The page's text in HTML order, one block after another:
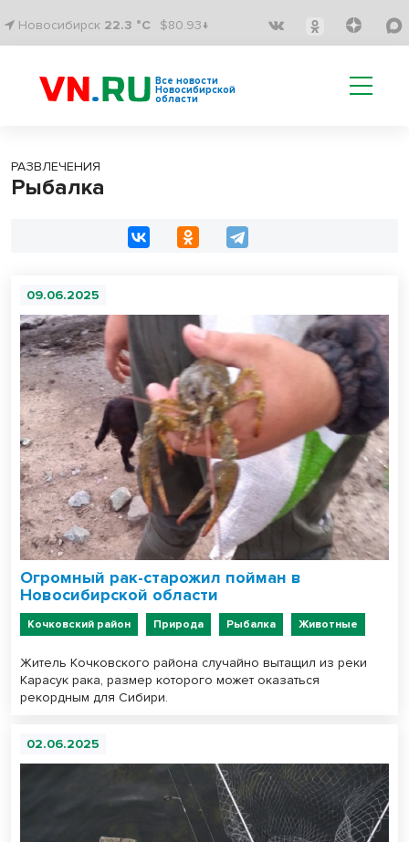
Новосибирск 22.3 °C $80.93↓
Все новости
Новосибирской
области
РАЗВЛЕЧЕНИЯ
Рыбалка
09.06.2025
Огромный рак-старожил пойман в
Новосибирской области
Кочковский район Природа Рыбалка Животные
Житель Кочковского района случайно вытащил из реки
Карасук рака, размер которого может оказаться
рекордным для Сибири.
02.06.2025